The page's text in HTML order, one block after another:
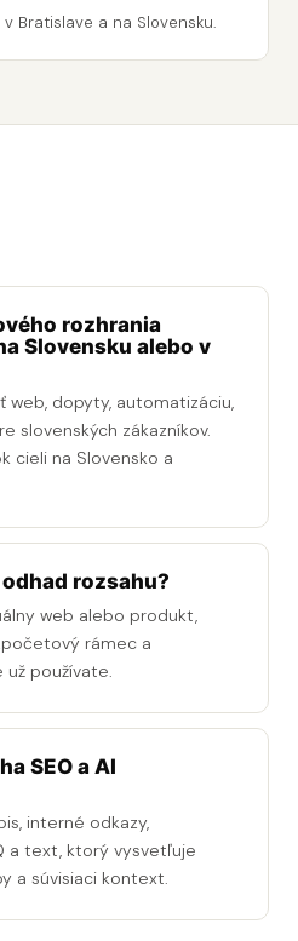
Bratislave a na Slovensku.
rozhrania
Slovensku alebo v
web, dopyty, automatizáciu,
slovenských zákazníkov.
cieli na Slovensko a
rozsahu?
web alebo produkt,
rámec a
už používate.
SEO a AI
interné odkazy,
a text, ktorý vysvetľuje
a súvisiaci kontext.